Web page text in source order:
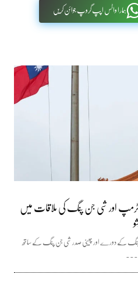
ہمارا واٹس اپپ گروپ جوائن کریں
ٹرمپ اور شی جن پنگ کی ملاقات میں
کے دورے اور چینی صدر شی جن پنگ کے ساتھ